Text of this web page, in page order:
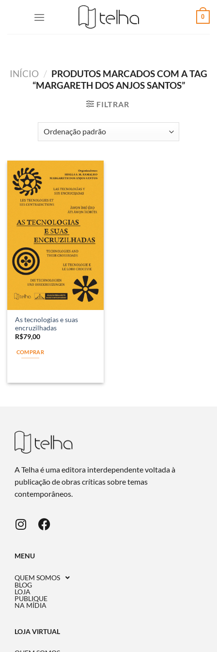
0
INÍCIO / PRODUTOS MARCADOS COM A TAG
“MARGARETH DOS ANJOS SANTOS”
FILTRAR
As tecnologias e suas
encruzilhadas
R$79,00
COMPRAR
A Telha é uma editora interdependente voltada à
publicação de obras críticas sobre temas
contemporâneos.
MENU
QUEM SOMOS
BLOG
LOJA
PUBLIQUE
NA MÍDIA
LOJA VIRTUAL